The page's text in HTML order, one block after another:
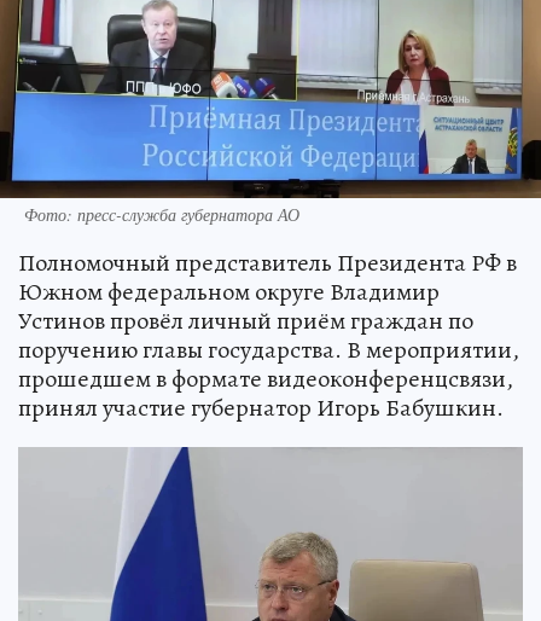
Фото: пресс-служба губернатора АО
Полномочный представитель Президента РФ в
Южном федеральном округе Владимир
Устинов провёл личный приём граждан по
поручению главы государства. В мероприятии,
прошедшем в формате видеоконференцсвязи,
принял участие губернатор Игорь Бабушкин.